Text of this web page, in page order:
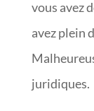
vous avez
avez plein
juridiques.